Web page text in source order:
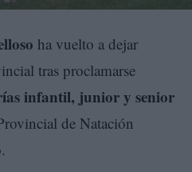
ha vuelto a dejar
tras proclamarse
infantil, junior y senior
de Natación